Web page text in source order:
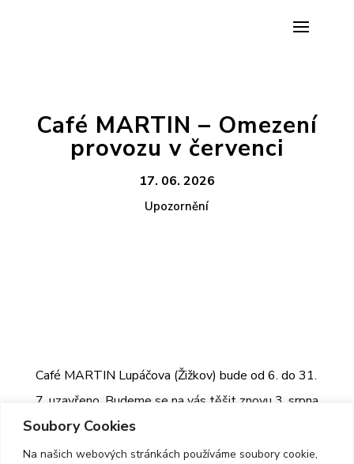
Soubory Cookies
Na našich webových stránkách používáme soubory cookie,
Café MARTIN – Omezení
provozu v červenci
17. 06. 2026
Upozornění
Café MARTIN Lupáčova (Žižkov) bude od 6. do 31.
7. uzavřeno. Budeme se na vás těšit znovu 3. srpna
2026 v běžných otevíracích hodinách. Děkujeme za
pochopení.